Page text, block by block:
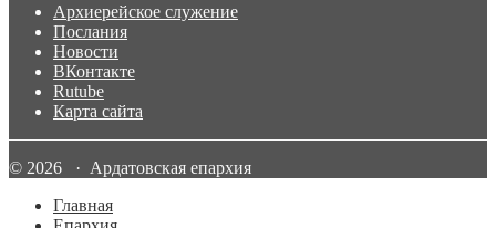
Архиерейское служение
Послания
Новости
ВКонтакте
Rutube
Карта сайта
© 2026 · Ардатовская епархия
Главная